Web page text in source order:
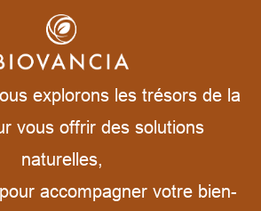
explorons les trésors de la
vous offrir des solutions
naturelles,
accompagner votre bien-